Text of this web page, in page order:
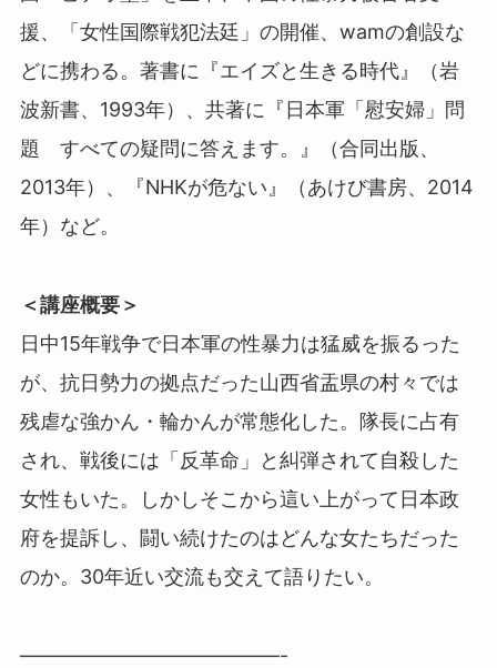
援、「女性国際戦犯法廷」の開催、wamの創設な
どに携わる。著書に『エイズと生きる時代』（岩
波新書、1993年）、共著に『日本軍「慰安婦」問
題 すべての疑問に答えます。』（合同出版、
2013年）、『NHKが危ない』（あけび書房、2014
年）など。
＜講座概要＞
日中15年戦争で日本軍の性暴力は猛威を振るった
が、抗日勢力の拠点だった山西省盂県の村々では
残虐な強かん・輪かんが常態化した。隊長に占有
され、戦後には「反革命」と糾弾されて自殺した
女性もいた。しかしそこから這い上がって日本政
府を提訴し、闘い続けたのはどんな女たちだった
のか。30年近い交流も交えて語りたい。
—————————————-